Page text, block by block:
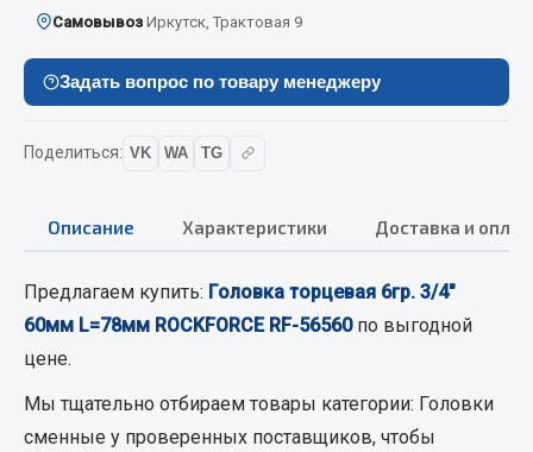
Кольца стопорные
Пресс-масленки
Пробки
Хомуты
Соединительные элементы
Camozzi
Адаптеры и переходники
Самовывоз Иркутск, Трактовая 9
Задать вопрос по товару менеджеру
Поделиться: VK WA TG
Описание Характеристики Доставка и
Предлагаем купить: Головка торцевая 6гр. 3/4"
60мм L=78мм ROCKFORCE RF-56560по выгодной
цене.
Мы тщательно отбираем товары категории: Головки
сменные у проверенных поставщиков, чтобы